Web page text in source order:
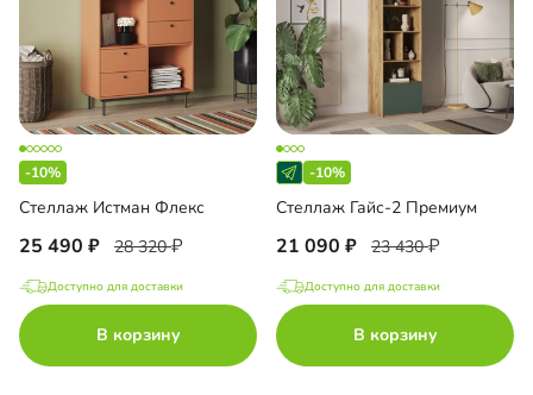
-10%
Стеллаж Истман Флекс
25 490 28 320
Доступно для доставки
В корзину
-10%
Стеллаж Гайс-2 Премиум
21 090 23 430
Доступно для доставки
В корзину